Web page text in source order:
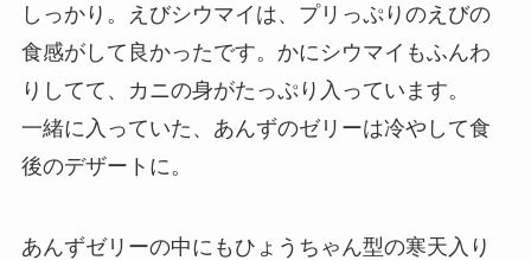
しっかり。えびシウマイは、プリっぷりのえびの
食感がして良かったです。かにシウマイもふんわ
りしてて、カニの身がたっぷり入っています。
一緒に入っていた、あんずのゼリーは冷やして食
後のデザートに。
あんずゼリーの中にもひょうちゃん型の寒天入り